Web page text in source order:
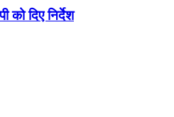
दिए निर्देश